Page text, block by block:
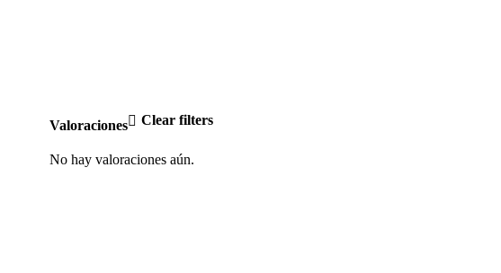
Valoraciones Clear filters
No hay valoraciones aún.